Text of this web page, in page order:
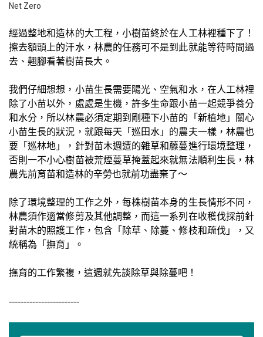
Net Zero
經過整地和造林的大工程，小樹苗終於在人工林裡種下了！
擦去額頭上的汗水，林農的任務可不是到此就能等待時間過
去、翹腳看著樹苗長大。
我們仔細想想，小苗生長需要陽光、空氣和水，在人工林裡
除了小苗以外，處處是生機，許多生命跟小苗一起競爭養分
和水分，所以林農必須定期到剛種下小苗的「新植地」關心
小苗生長的狀況，就跟每天「巡田水」的農夫一樣，林農也
要「巡林地」，針對苗木週遭的雜草和藤蔓進行環境整理，
否則一不小心樹苗被荒煙蔓草掩蓋起來就無法順利生長，林
農先前育苗和造林的辛勞也就前功盡棄了～
除了環境整理的工作之外，每株樹苗本身的生長情形不同，
林農須作適當修剪及其他調整，而這一系列在收穫伐採前針
對苗木的照護工作，包含「除草、除蔓、修枝和疏伐」，又
統稱為「撫育」。
撫育的工作繁複，這週就先談除草與除蔓吧！
------------------------